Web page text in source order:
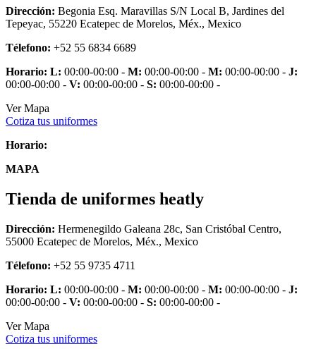
Dirección: Begonia Esq. Maravillas S/N Local B, Jardines del
Tepeyac, 55220 Ecatepec de Morelos, Méx., Mexico
Télefono: +52 55 6834 6689
Horario: L: 00:00-00:00 - M: 00:00-00:00 - M: 00:00-00:00 - J:
00:00-00:00 - V: 00:00-00:00 - S: 00:00-00:00 -
Ver Mapa
Cotiza tus uniformes
Horario:
MAPA
Tienda de uniformes heatly
Dirección: Hermenegildo Galeana 28c, San Cristóbal Centro,
55000 Ecatepec de Morelos, Méx., Mexico
Télefono: +52 55 9735 4711
Horario: L: 00:00-00:00 - M: 00:00-00:00 - M: 00:00-00:00 - J:
00:00-00:00 - V: 00:00-00:00 - S: 00:00-00:00 -
Ver Mapa
Cotiza tus uniformes